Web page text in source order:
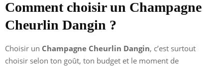
Comment choisir un Champagne
Cheurlin Dangin ?
Choisir un Champagne Cheurlin Dangin, c’est surtout
choisir selon ton goût, ton budget et le moment de